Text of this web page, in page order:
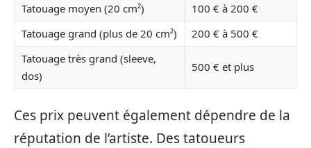
Tatouage moyen (20 cm²)
100 € à 200 €
Tatouage grand (plus de 20 cm²)
200 € à 500 €
Tatouage très grand (sleeve,
dos)
500 € et plus
Ces prix peuvent également dépendre de la
réputation de l’artiste. Des tatoueurs